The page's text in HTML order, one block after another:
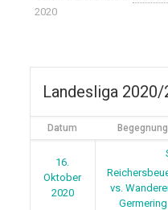
2020
Landesliga
Datum Begegnung
16.
Oktober
2020
vs.
Germering